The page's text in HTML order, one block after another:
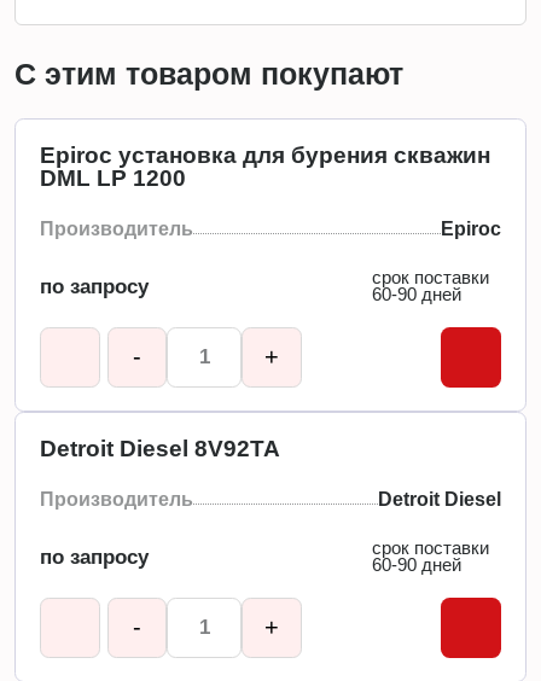
С этим товаром покупают
Epiroc установка для бурения скважин
DML LP 1200
Производитель Epiroc
по запросу
срок поставки
60-90 дней
- +
Detroit Diesel 8V92TA
Производитель Detroit Diesel
по запросу
срок поставки
60-90 дней
- +